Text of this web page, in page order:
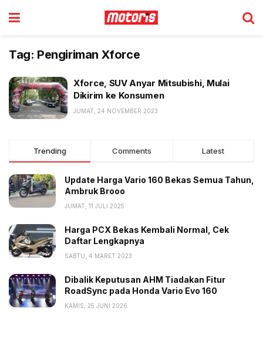
Tag: Pengiriman Xforce
Xforce, SUV Anyar Mitsubishi, Mulai
Dikirim ke Konsumen
JUMAT, 24 NOVEMBER 2023
Trending Comments Latest
Update Harga Vario 160 Bekas Semua Tahun,
Ambruk Brooo
JUMAT, 11 JULI 2025
Harga PCX Bekas Kembali Normal, Cek
Daftar Lengkapnya
SABTU, 4 MARET 2023
Dibalik Keputusan AHM Tiadakan Fitur
RoadSync pada Honda Vario Evo 160
KAMIS, 25 JUNI 2026